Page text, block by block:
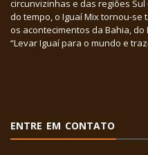
circunvizinhas e das regiões
do tempo, o Iguaí Mix tornou-
os acontecimentos da Bahia,
“Levar Iguaí para o mundo e
ENTRE EM CONTATO